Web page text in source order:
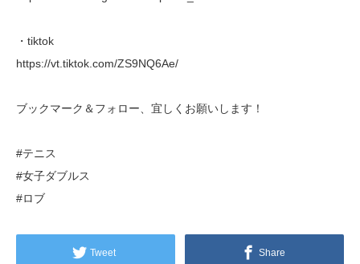
・tiktok
https://vt.tiktok.com/ZS9NQ6Ae/
ブックマーク＆フォロー、宜しくお願いします！
#テニス
#女子ダブルス
#ロブ
Tweet Share